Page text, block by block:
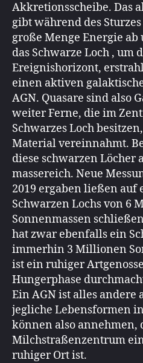
Akkretionsscheibe. Das
gibt während des
große Menge Energie
das Schwarze Loch , um
Ereignishorizont,
einen aktiven
AGN. Quasare sind also
weiter Ferne, die im
Schwarzes Loch
Material vereinnahmt.
diese schwarzen Löcher
massereich. Neue
2019 ergaben ließen auf
Schwarzen Lochs von 6
Sonnenmassen
hat zwar ebenfalls ein
immerhin 3 Millionen
ist ein ruhiger
Hungerphase
Ein AGN ist alles
jegliche Lebensformen
können also annehmen,
Milchstraßenzentrum
ruhiger Ort ist.